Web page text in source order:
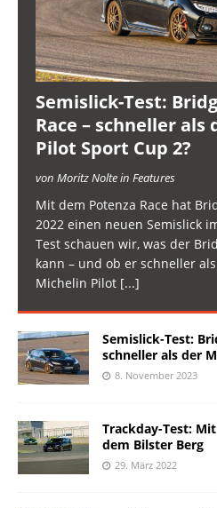
Semislick-Test:
Race – schneller als
Pilot Sport Cup 2?
von Moritz Nolte in Features
Mit dem Potenza Race hat
2022 einen neuen Semislick
Test schauen wir, was der
kann – und ob er schneller
Michelin Pilot [...]
Semislick-Test:
schneller als der
8. November 2023
Trackday-Test:
dem Bilster Berg
29. März 2022